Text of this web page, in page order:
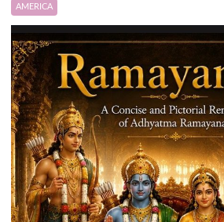
AMERICA